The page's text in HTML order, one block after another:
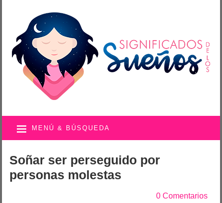
MENÚ & BÚSQUEDA
Soñar ser perseguido por
personas molestas
0 Comentarios